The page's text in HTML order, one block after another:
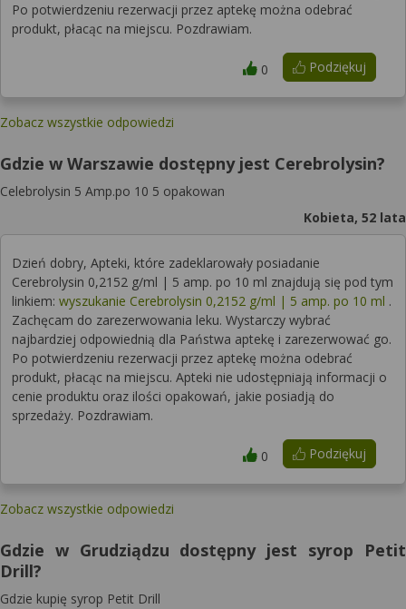
Po potwierdzeniu rezerwacji przez aptekę można odebrać
produkt, płacąc na miejscu. Pozdrawiam.
Podziękuj
0
Zobacz wszystkie odpowiedzi
Gdzie w Warszawie dostępny jest Cerebrolysin?
Celebrolysin 5 Amp.po 10 5 opakowan
Kobieta, 52 lata
Dzień dobry, Apteki, które zadeklarowały posiadanie
Cerebrolysin 0,2152 g/ml | 5 amp. po 10 ml znajdują się pod tym
linkiem: wyszukanie Cerebrolysin 0,2152 g/ml | 5 amp. po 10 ml .
Zachęcam do zarezerwowania leku. Wystarczy wybrać
najbardziej odpowiednią dla Państwa aptekę i zarezerwować go.
Po potwierdzeniu rezerwacji przez aptekę można odebrać
produkt, płacąc na miejscu. Apteki nie udostępniają informacji o
cenie produktu oraz ilości opakowań, jakie posiadją do
sprzedaży. Pozdrawiam.
Podziękuj
0
Zobacz wszystkie odpowiedzi
Gdzie w Grudziądzu dostępny jest syrop Petit
Drill?
Gdzie kupię syrop Petit Drill